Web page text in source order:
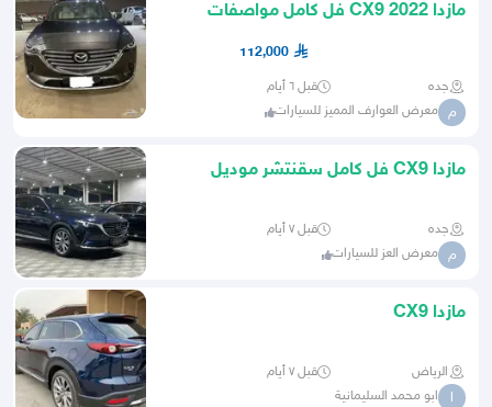
مازدا CX9 2022 فل كامل مواصفات
112,000
جده قبل ٦ أيام
م معرض العوارف المميز للسيارات
مازدا CX9 فل كامل سقنتشر موديل
جده قبل ٧ أيام
م معرض العز للسيارات
مازدا CX9
الرياض قبل ٧ أيام
ا ابو محمد السليمانية